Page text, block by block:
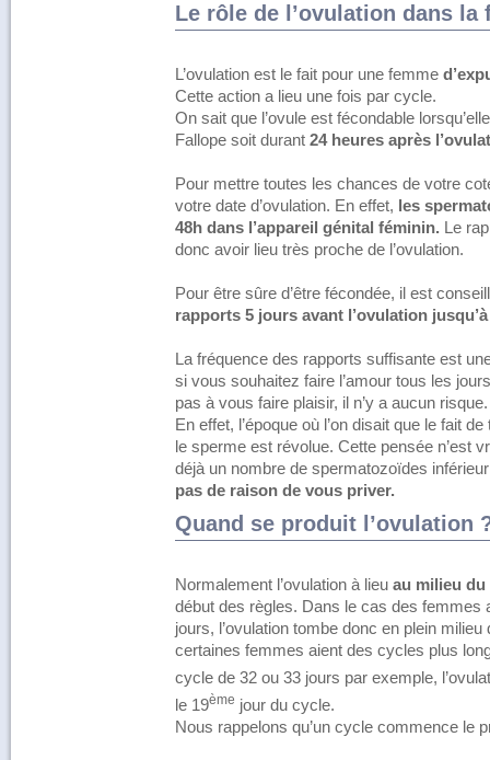
Le rôle de l’ovulation dans la
L’ovulation est le fait pour une femme
Cette action a lieu une fois par cycle.
On sait que l’ovule est fécondable
Fallope soit durant 24 heures après
Pour mettre toutes les chances de votre
votre date d’ovulation. En effet, les
48h dans l’appareil génital féminin. Le
donc avoir lieu très proche de l’ovulation.
Pour être sûre d’être fécondée, il est
rapports 5 jours avant l’ovulation
La fréquence des rapports suffisante est
si vous souhaitez faire l’amour tous les
pas à vous faire plaisir, il n’y a aucun risque.
En effet, l’époque où l’on disait que le fait
le sperme est révolue. Cette pensée n’est
déjà un nombre de spermatozoïdes
pas de raison de vous priver.
Quand se produit l’ovulation
Normalement l’ovulation à lieu au milieu du
début des règles. Dans le cas des femmes
jours, l’ovulation tombe donc en plein
certaines femmes aient des cycles plus
cycle de 32 ou 33 jours par exemple,
le 19ème jour du cycle.
Nous rappelons qu’un cycle commence le